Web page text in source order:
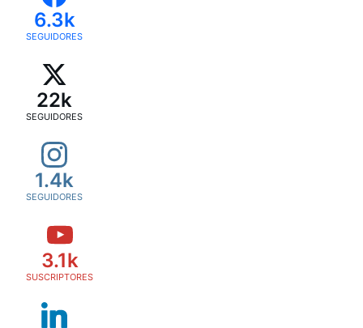
6.3k
SEGUIDORES
22k
SEGUIDORES
1.4k
SEGUIDORES
3.1k
SUSCRIPTORES